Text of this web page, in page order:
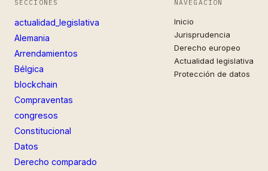
SECCIONES
actualidad_legislativa
Alemania
Arrendamientos
Bélgica
blockchain
Compraventas
congresos
Constitucional
Datos
Derecho comparado
NAVEGACIÓN
Inicio
Jurisprudencia
Derecho europeo
Actualidad legislativa
Protección de datos